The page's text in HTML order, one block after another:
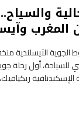
المغرب
الآيسلندية
للسياحة، أول رحلة